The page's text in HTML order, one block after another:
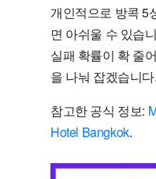
개인적으로 방콕 5
면 아쉬울 수 있습
실패 확률이 확 줄
을 나눠 잡겠습니
참고한 공식 정보:
Hotel Bangkok.